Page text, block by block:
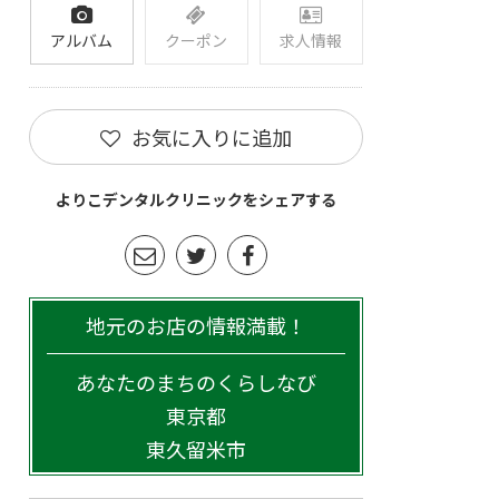
アルバム クーポン 求人情報
お気に入りに追加
よりこデンタルクリニックをシェアする
地元のお店の情報満載！
あなたのまちのくらしなび
東京都
東久留米市